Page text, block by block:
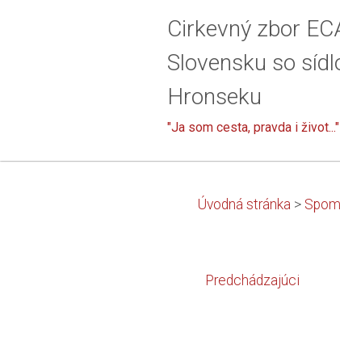
Cirkevný zbor
Slovensku so
Hronseku
"Ja som cesta, pravda i život..."
Úvodná stránka >
Predchádzajúci